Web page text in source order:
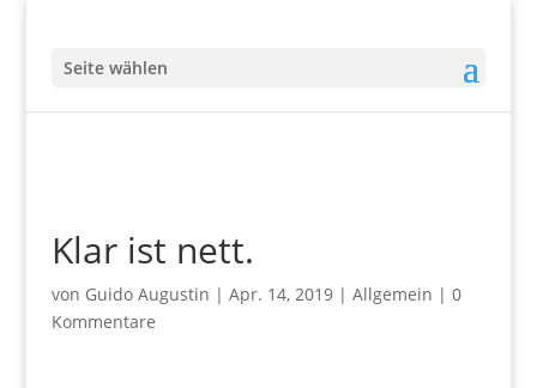
Seite wählen
Klar ist nett.
von Guido Augustin | Apr. 14, 2019| Allgemein | 0
Kommentare